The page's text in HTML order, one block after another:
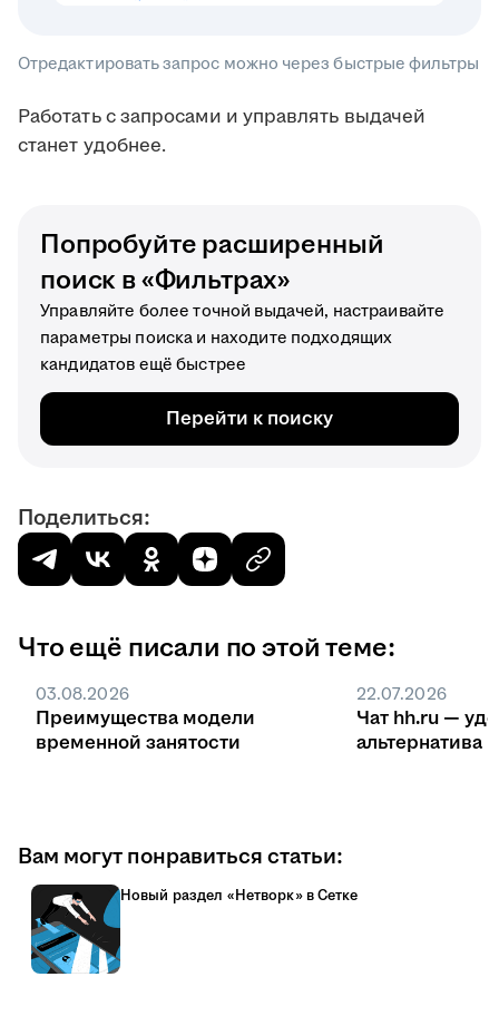
Отредактировать запрос можно через быстрые фильтры
Работать с запросами и управлять выдачей
станет удобнее.
Попробуйте расширенный
поиск в «Фильтрах»
Управляйте более точной выдачей, настраивайте
параметры поиска и находите подходящих
кандидатов ещё быстрее
Перейти к поиску
Поделиться:
Что ещё писали по этой теме:
03.08.2026
Преимущества модели
временной занятости
22.07.2026
Чат hh.ru —
Вам могут понравиться статьи:
Новый раздел «Нетворк» в Сетке